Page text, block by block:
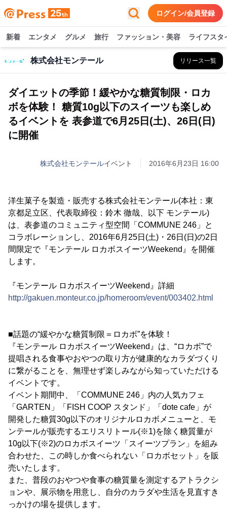
ログイン/会員登録
新着 エンタメ グルメ 旅行 ファッション・美容 ライフスタ
株式会社モンテール リリース一覧
ダイエットの季節！緩やかな糖質制限・ロカ
ボを体験！ 糖質10g以下のスイーツも楽しめ
るイベントを 表参道で6月25日(土)、26日(日)
に開催
株式会社モンテールイベント 2016年6月23日 16:00
洋生菓子を製造・販売する株式会社モンテール(本社：東
京都足立区、代表取締役：鈴木 徹哉、以下 モンテール)
は、表参道のコミュニティ型空間「COMMUNE 246」と
コラボレーションし、2016年6月25日(土)・26日(日)の2日
間限定で『モンテール ロカボスイーツWeekend』を開催
します。
『モンテール ロカボスイーツWeekend』詳細
http://gakuen.monteur.co.jp/homeroom/event/003402.html
■話題の“緩やかな糖質制限＝ロカボ”を体験！
『モンテール ロカボスイーツWeekend』は、“ロカボ”で
提唱される食事やおやつの取り方が健康的なカラダづくり
に繋がることを、無理せず楽しみながら知っていただける
イベントです。
イベント期間中、「COMMUNE 246」内の人気カフェ
「GARTEN」「FISH COOP スタンド」「dote cafe」が
開発した糖質30g以下のオリジナルロカボメニューと、モ
ンテールが販売するエリスリトール(※1)を除く糖質量が
10g以下(※2)のロカボスイーツ「スイーツプラン」を組み
合わせた、この時しか食べられない「ロカボセット」を販
売いたします。
また、普段のおやつや食事の糖質量を測定するアトラクシ
ョンや、展示物を用意し、自分のカラダや生活を見直すき
っかけの場を提供します。